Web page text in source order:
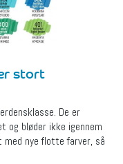
stort
De er
og bløder ikke igennem
nye flotte farver, så